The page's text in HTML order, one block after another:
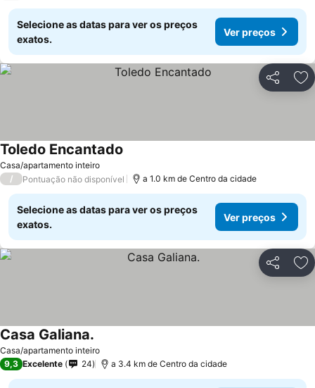
Selecione as datas para ver os preços
exatos.
Ver preços
Partilhar
Casa/apartamento inteiro
Toledo Encantado
/ Pontuação não disponível a 1.0 km de Centro da cidade
Selecione as datas para ver os preços
exatos.
Ver preços
Partilhar
Casa/apartamento inteiro
Casa Galiana.
9,3 Excelente 24 a 3.4 km de Centro da cidade